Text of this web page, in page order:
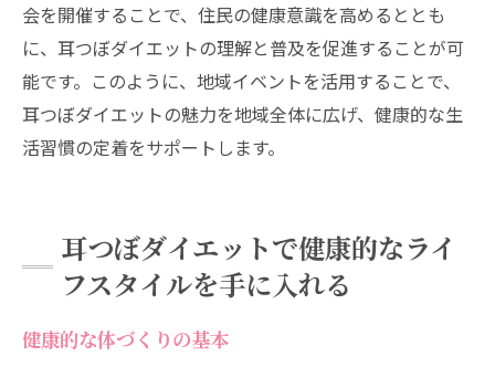
会を開催することで、住民の健康意識を高めるととも
に、耳つぼダイエットの理解と普及を促進することが可
能です。このように、地域イベントを活用することで、
耳つぼダイエットの魅力を地域全体に広げ、健康的な生
活習慣の定着をサポートします。
耳つぼダイエットで健康的なライ
フスタイルを手に入れる
健康的な体づくりの基本